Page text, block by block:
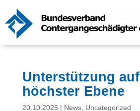
Unterstützung auf
höchster Ebene
20.10.2025 News, Uncategorized